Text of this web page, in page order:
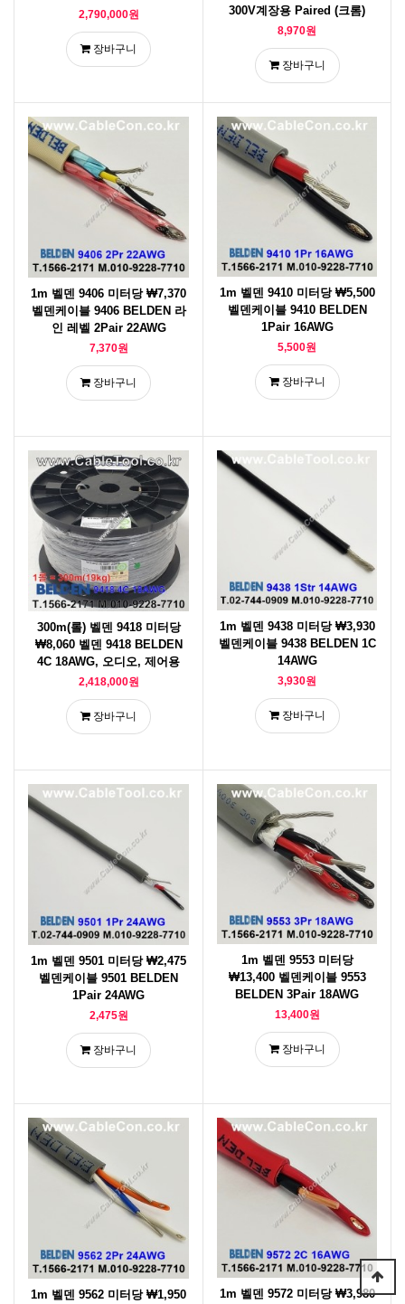
2,790,000원
장바구니
300V계장용 Paired (크롬)
8,970원
장바구니
1m 벨덴 9406 미터당 ₩7,370
벨덴케이블 9406 BELDEN 라
인 레벨 2Pair 22AWG
7,370원
장바구니
1m 벨덴 9410 미터당 ₩5,500
벨덴케이블 9410 BELDEN
1Pair 16AWG
5,500원
장바구니
300m(롤) 벨덴 9418 미터당
₩8,060 벨덴 9418 BELDEN
4C 18AWG, 오디오, 제어용
2,418,000원
장바구니
1m 벨덴 9438 미터당 ₩3,930
벨덴케이블 9438 BELDEN 1C
14AWG
3,930원
장바구니
1m 벨덴 9501 미터당 ₩2,475
벨덴케이블 9501 BELDEN
1Pair 24AWG
2,475원
장바구니
1m 벨덴 9553 미터당
₩13,400 벨덴케이블 9553
BELDEN 3Pair 18AWG
13,400원
장바구니
1m 벨덴 9562 미터당 ₩1,950 1m 벨덴 9572 미터당 ₩3,980